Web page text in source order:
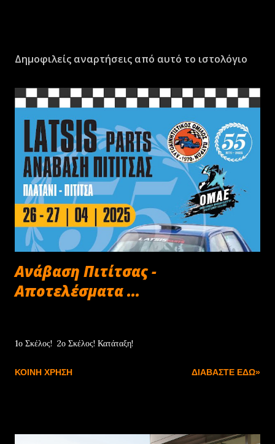
Δημοφιλείς αναρτήσεις από αυτό το ιστολόγιο
Ανάβαση Πιτίτσας -
Αποτελέσματα ...
1ο Σκέλος! 2ο Σκέλος! Κατάταξη!
ΚΟΙΝΉ ΧΡΉΣΗ ΔΙΑΒΆΣΤΕ ΕΔΏ»